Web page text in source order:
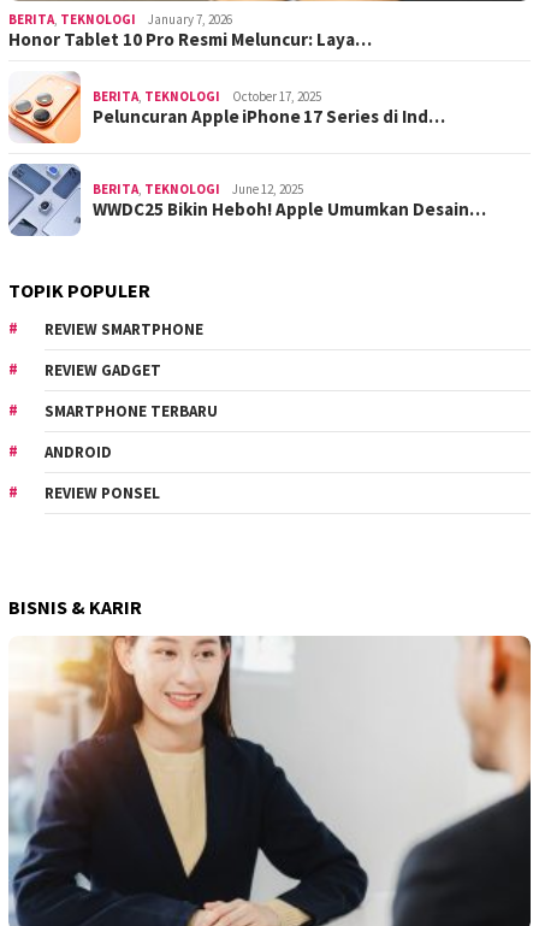
BERITA TEKNOLOGI January 7, 2026
Honor Tablet 10 Pro Resmi Meluncur: Laya…
BERITA TEKNOLOGI October 17, 2025
Peluncuran Apple iPhone 17 Series di Ind…
BERITA TEKNOLOGI June 12, 2025
WWDC25 Bikin Heboh! Apple Umumkan Desain…
TOPIK POPULER
REVIEW SMARTPHONE
REVIEW GADGET
SMARTPHONE TERBARU
ANDROID
REVIEW PONSEL
BISNIS & KARIR